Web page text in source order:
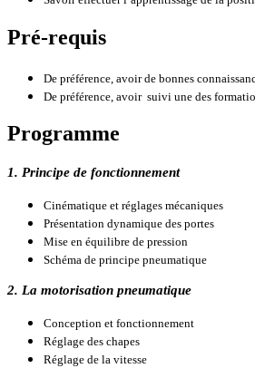
Pré-requis
De préférence, avoir de bonnes
De préférence, avoir suivi une des
Programme
1. Principe de fonctionnement
Cinématique et réglages mécaniques
Présentation dynamique des portes
Mise en équilibre de pression
Schéma de principe pneumatique
2. La motorisation pneumatique
Conception et fonctionnement
Réglage des chapes
Réglage de la vitesse